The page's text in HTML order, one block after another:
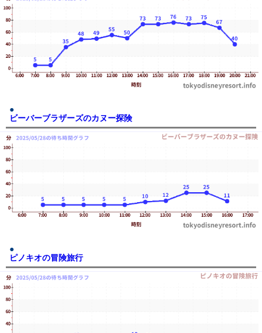
ビーバーブラザーズのカヌー探険
ピノキオの冒険旅行